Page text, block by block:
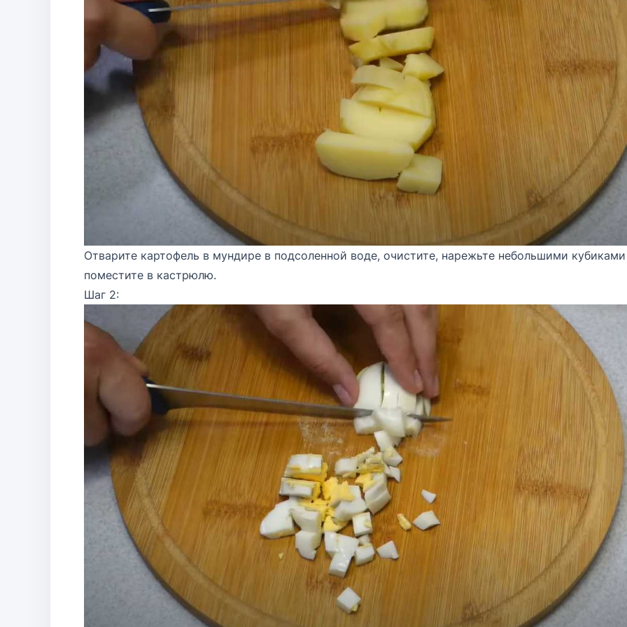
Отварите картофель в мундире в подсоленной воде, очистите, нарежьте небольшими
поместите в кастрюлю.
Шаг 2: